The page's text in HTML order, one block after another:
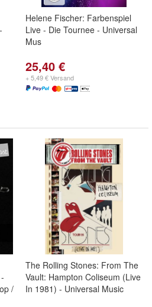
Helene Fischer: Farbenspiel
Live - Die Tournee - Universal
Mus
25,40 €
+ 5,49 € Versand
/
The Rolling Stones: From The
Vault: Hampton Coliseum (Live
In 1981) - Universal Music